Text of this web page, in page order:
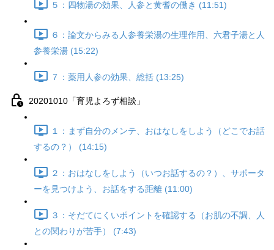
５：四物湯の効果、人参と黄耆の働き (11:51)
６：論文からみる人参養栄湯の生理作用、六君子湯と人
参養栄湯 (15:22)
７：薬用人参の効果、総括 (13:25)
20201010「育児よろず相談」
１：まず自分のメンテ、おはなしをしよう（どこでお話
するの？） (14:15)
２：おはなしをしよう（いつお話するの？）、サポータ
ーを見つけよう、お話をする距離 (11:00)
３：そだてにくいポイントを確認する（お肌の不調、人
との関わりが苦手） (7:43)